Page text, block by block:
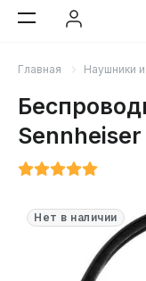
Главная Наушники
Sennheiser
Нет в наличии